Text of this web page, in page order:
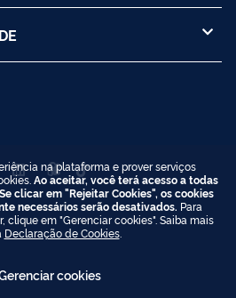
na plataforma e prover serviços
Ao aceitar, você terá acesso a todas
clicar em "Rejeitar Cookies", os cookies
necessários serão desativados. Para
clique em "Gerenciar cookies". Saiba mais
Declaração de Cookies.
cookies